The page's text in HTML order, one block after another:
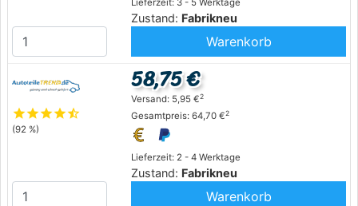
Lieferzeit: 3 - 5 Werktage
Zustand: Fabrikneu
Warenkorb
starstarstarstarstar_half
(92 %)
Lieferzeit: 2 - 4 Werktage
Zustand: Fabrikneu
58,75 €
Versand: 5,95 €2
Gesamtpreis: 64,70 €2
Warenkorb